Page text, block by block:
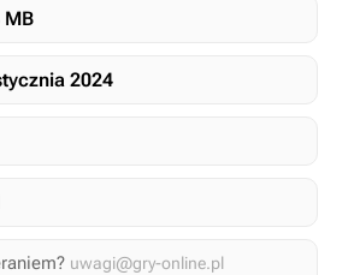
MB
2024
uwagi@gry-online.pl